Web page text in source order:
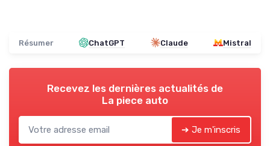
Résumer ChatGPT Claude Mistral
Recevez les dernières actualités de
La piece auto
➔ Je m'inscris